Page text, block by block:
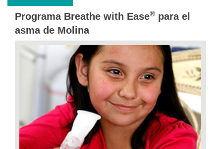
Programa Breathe with Ease® para el
asma de Molina